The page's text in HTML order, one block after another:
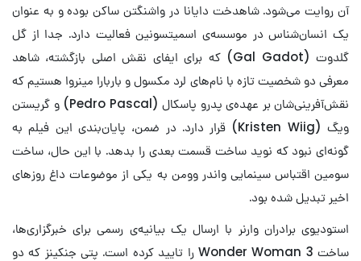
آن روایت می‌شود. شاهدخت دایانا در واشنگتن ساکن بوده و به عنوان
یک انسان‌شناس در موسسه‌ی اسمیتسونین فعالیت دارد. جدا از گل
گلدوت (Gal Gadot) که برای ایفای نقش اصلی بازگشته، شاهد
معرفی دو شخصیت تازه با نام‌های لرد مکسول و باربارا مینروا هستیم که
نقش‌‌آفرینی‌شان بر عهده‌ی پدرو پاسکال (Pedro Pascal) و گریستن
ویگ (Kristen Wiig) قرار دارد. در ضمن، پایان‌بندی این فیلم به
گونه‌ای نبود که نوید ساخت قسمت بعدی را بدهد. با این حال، ساخت
سومین اقتباس سینمایی واندر وومن به یکی از موضوعات داغ روزهای
اخیر تبدیل شده بود.
استودیوی برادران وارنر با ارسال یک بیانیه‌ی رسمی برای خبرگزاری‌ها،
ساخت Wonder Woman 3 را تایید کرده است. پتی جنکینز که دو